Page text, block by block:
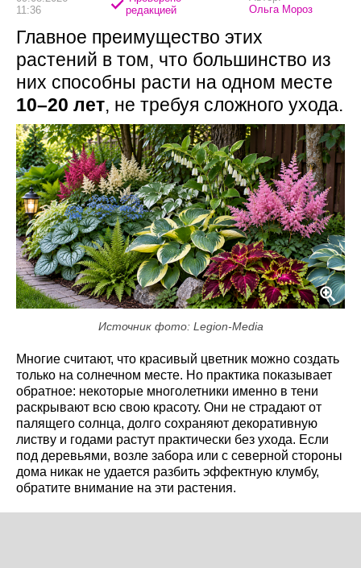
11:36
редакцией
Ольга Мороз
Главное преимущество этих
растений в том, что большинство из
них способны расти на одном месте
10–20 лет, не требуя сложного ухода.
Источник фото: Legion-Media
Многие считают, что красивый цветник можно создать
только на солнечном месте. Но практика показывает
обратное: некоторые многолетники именно в тени
раскрывают всю свою красоту. Они не страдают от
палящего солнца, долго сохраняют декоративную
листву и годами растут практически без ухода. Если
под деревьями, возле забора или с северной стороны
дома никак не удается разбить эффектную клумбу,
обратите внимание на эти растения.